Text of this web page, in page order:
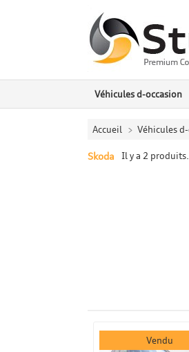
Véhicules d-occasion
Accueil > Véhicules
Skoda Il y a 2 produits.
Vendu